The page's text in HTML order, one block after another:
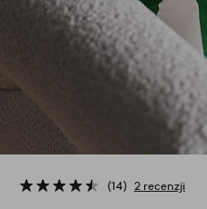
14 2 recenzji